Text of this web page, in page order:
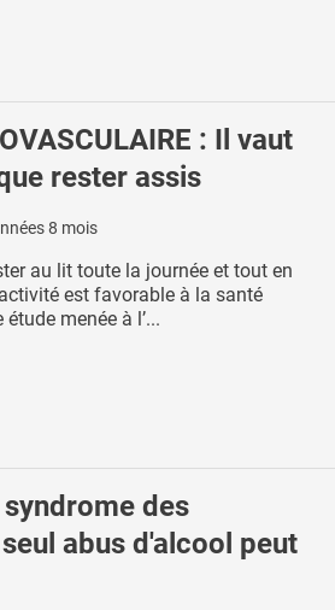
: Il vaut
rester assis
8 mois
au lit toute la journée et tout en
est favorable à la santé
menée à l’...
des
abus d'alcool peut